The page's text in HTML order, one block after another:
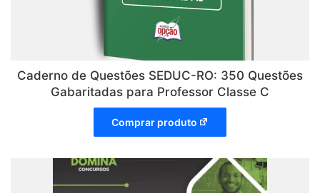
Caderno de Questões SEDUC-RO: 350 Questões
Gabaritadas para Professor Classe C
Comprar produto